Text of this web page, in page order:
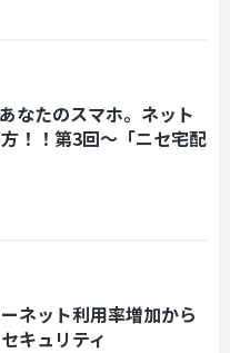
なたのスマホ。ネット
！！第3回～「ニセ宅配
ネット利用率増加から
キュリティ